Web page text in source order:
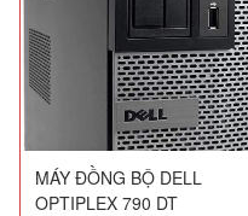
MÁY ĐỒNG BỘ DELL
OPTIPLEX 790 DT